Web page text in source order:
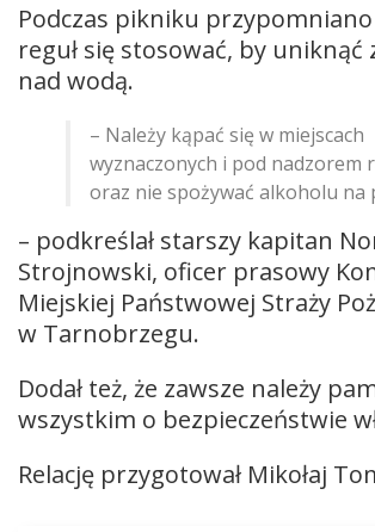
Podczas pikniku
reguł się stosować, by uniknąć
nad wodą.
– Należy kąpać się w miejscach
wyznaczonych i pod nadzorem
oraz nie spożywać alkoholu na
– podkreślał starszy kapitan
Strojnowski, oficer prasowy
Miejskiej Państwowej Straży
w Tarnobrzegu.
Dodał też, że zawsze należy
wszystkim o bezpieczeństwie
Relację przygotował Mikołaj